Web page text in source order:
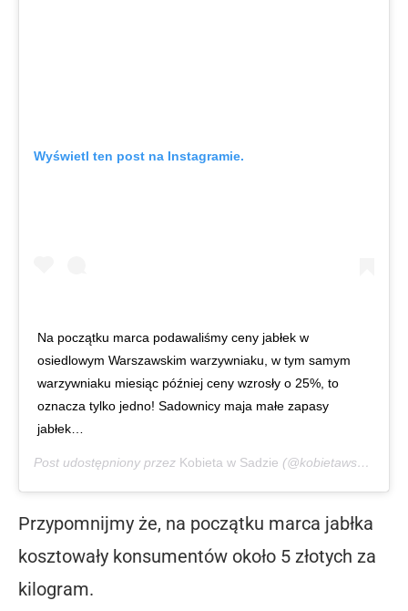
Wyświetl ten post na Instagramie.
Na początku marca podawaliśmy ceny jabłek w
osiedlowym Warszawskim warzywniaku, w tym samym
warzywniaku miesiąc później ceny wzrosły o 25%, to
oznacza tylko jedno! Sadownicy maja małe zapasy
jabłek…
Post udostępniony przez Kobieta w Sadzie (@kobietawsadzie)
Przypomnijmy że, na początku marca jabłka
kosztowały konsumentów około 5 złotych za
kilogram.